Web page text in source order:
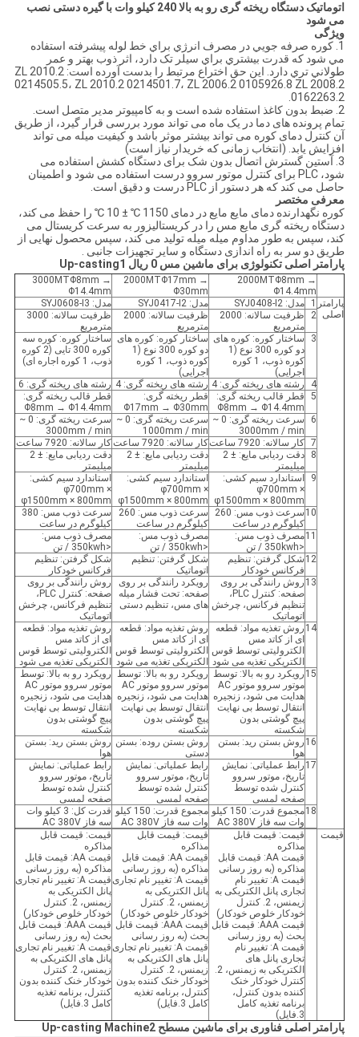
اتوماتیک دستگاه ریخته گری رو به بالا 240 کیلو وات با گیره دستی نصب
می شود
ویژگی
1. کوره صرفه جويي در مصرف انرژي براي خط لوله پيشرفته استفاده
مي شود که قدرت بيشتري براي سيلر تک دارد، اثر ذوب بهتر و عمر
طولاني تري دارد. این حق اختراع مرتبط را بدست آورده است: ZL 2010.2
0214505.5، ZL 2010.2 0214501.7، ZL 2006.2 0105926.8 ZL 2008.2
0162263.2.
2. ضبط بدون کاغذ استفاده شده است و به کامپیوتر مدیر متصل است.
تمام پرونده های دما در یک ماه می تواند مورد بررسی قرار گیرد، از طریق
آن کنترل دمای کوره می تواند بیشتر موثر باشد و کیفیت میله می تواند
افزایش یابد. (انتخاب زمانی که خریدار نیاز است)
3. آستین گسترش اتصال بدون شک برای دستگاه کشش استفاده می
شود، PLC برای کنترل موتور سروو درست استفاده می شود و اطمینان
حاصل می کند که هر دستور از PLC درست و دقیق است.
معرفی مختصر
کوره نگهدارنده دمای مایع مایع در دمای 1150 ℃ ± 10 ℃ را حفظ می کند،
دستگاه ریخته گری مایع مس را در کریستالیزور به سرعت کریستال می
کند، سپس به طور مداوم میله میله تولید می کند، سپس محصول نهایی از
طریق دو سر به راه اندازی دستگاه و سایر تجهیزات جانبی .
پارامتر اصلی تکنولوژی برای ماشین مس 0 ریال Up-casting1
2000MTΦ8mm →
Φ14.4mm
2000MTΦ17mm →
Φ30mm
3000MTΦ8mm →
Φ14.4mm
پارامتر
اصلی
1 مدل: SYJ0408-I2 مدل: SYJ0417-I2
مدل: SYJ0608-I3
2
ظرفیت سالانه: 2000
مترمربع
ظرفیت سالانه: 2000
مترمربع
ظرفیت سالانه: 3000
مترمربع
3
ساختار کوره: کوره های
دو کوره 300 نوع (1
کوره ذوب، 1 کوره
اجرایی)
ساختار کوره: کوره های
دو کوره 300 نوع (1
کوره ذوب، 1 کوره
اجرایی)
ساختار کوره: کوره سه
کوره 300 تایی (2 کوره
ذوب، 1 کوره اجاره ای)
4 رشته های ریخته گری: 4 رشته های ریخته گری: 4
رشته های ریخته گری: 6
5
قطر قالب ریخته گری:
Φ8mm → Φ14.4mm
قطر ریخته گری:
Φ17mm → Φ30mm
قطر قالب ریخته گری:
Φ8mm → Φ14.4mm
6
سرعت ریخته گری: 0 ~
3000mm / min
سرعت ریخته گری: 0 ~
1000mm / min
سرعت ریخته گری: 0 ~
3000mm / min
7 کار سالانه: 7920 ساعت کار سالانه: 7920 ساعت
کار سالانه: 7920 ساعت
8
دقت ردیابی مایع: ± 2
میلیمتر
دقت ردیابی مایع: ± 2
میلیمتر
دقت ردیابی مایع: ± 2
میلیمتر
9
استاندارد سیم کشی:
φ700mm ×
φ1500mm × 800mm
استاندارد سیم کشی:
φ700mm ×
φ1500mm × 800mm
استاندارد سیم کشی:
φ700mm ×
φ1500mm × 800mm
10
سرعت ذوب مس: 260
کیلوگرم در ساعت
سرعت ذوب مس: 260
کیلوگرم در ساعت
سرعت ذوب مس: 380
کیلوگرم در ساعت
11مصرف ذوب مس:
<350kwh / تن
مصرف ذوب مس:
<350kwh / تن
مصرف ذوب مس:
<350kwh / تن
12 شکل گرفتن: تنظیم
فرکانس خودکار
شکل گرفتن: تنظیم
اتوماتیک
شکل گرفتن: تنظیم
فرکانس خودکار
13 روش رانندگی بر روی
صفحه: کنترل PLC،
تنظیم فرکانس، چرخش
اتوماتیک
رویکرد رانندگی بر روی
صفحه: تحت فشار میله
های مس، تنظیم دستی
روش رانندگی بر روی
صفحه: کنترل PLC،
تنظیم فرکانس، چرخش
اتوماتیک
14 روش تغذیه مواد: قطعه
ای از کاتد مس
الکترولیتی توسط قوس
الکتریکی تغذیه می شود
روش تغذیه مواد: قطعه
ای از کاتد مس
الکترولیتی توسط قوس
الکتریکی تغذیه می شود
روش تغذیه مواد: قطعه
ای از کاتد مس
الکترولیتی توسط قوس
الکتریکی تغذیه می شود
15 رویکرد رو به بالا: توسط
موتور سروو موتور AC
هدایت می شود، زنجیره
انتقال توسط بی نهایت
پیچ گوشتی بدون
شکسته
رویکرد رو به بالا: توسط
موتور سروو موتور AC
هدایت می شود، زنجیره
انتقال توسط بی نهایت
پیچ گوشتی بدون
شکسته
رویکرد رو به بالا: توسط
موتور سروو موتور AC
هدایت می شود، زنجیره
انتقال توسط بی نهایت
پیچ گوشتی بدون
شکسته
16 روش بستن رید: بستن
هوا
روش بستن روده: بستن
دستی
روش بستن رید: بستن
هوا
17 رابط عملیاتی: نمایش
تاریخ، موتور سروو
کنترل شده توسط
صفحه لمسی
رابط عملیاتی: نمایش
تاریخ، موتور سروو
کنترل شده توسط
صفحه لمسی
رابط عملیاتی: نمایش
تاریخ، موتور سروو
کنترل شده توسط
صفحه لمسی
18
مجموع قدرت: 150 کیلو
وات سه فاز AC 380V
مجموع قدرت: 150 کیلو
وات سه فاز AC 380V
قدرت کل: 3 کیلو وات
سه فاز AC 380V
قیمت
قیمت: قیمت قابل
مذاکره
قیمت AA: قیمت قابل
مذاکره (به روز رسانی
قیمت A: تغییر نام
تجاری پانل الکتریکی به
زیمنس، 2. کنترل
خودکار خلوص خودکار)
قیمت AAA: قیمت قابل
بحث (به روز رسانی
قیمت A: تغییر نام
تجاری پانل های
الکتریکی به زیمنس، 2.
کنترل خودکار خنک
کننده بدون کنترل،
برنامه تغذیه کامل
3.فایل)
قیمت: قیمت قابل
مذاکره
قیمت AA: قیمت قابل
مذاکره (به روز رسانی
قیمت A: تغییر نام تجاری
پانل الکتریکی به
زیمنس، 2. کنترل
خودکار خلوص خودکار)
قیمت AAA: قیمت قابل
بحث (به روز رسانی
قیمت A: تغییر نام تجاری
پانل های الکتریکی به
زیمنس، 2. کنترل
خودکار خنک کننده بدون
کنترل، برنامه تغذیه
کامل 3.فایل)
قیمت: قیمت قابل
مذاکره
قیمت AA: قیمت قابل
مذاکره (به روز رسانی
قیمت A: تغییر نام تجاری
پانل الکتریکی به
زیمنس، 2. کنترل
خودکار خلوص خودکار)
قیمت AAA: قیمت قابل
بحث (به روز رسانی
قیمت A: تغییر نام تجاری
پانل های الکتریکی به
زیمنس، 2. کنترل
خودکار خنک کننده بدون
کنترل، برنامه تغذیه
کامل 3.فایل)
پارامتر اصلی فناوری برای ماشین مسطح Up-casting Machine2